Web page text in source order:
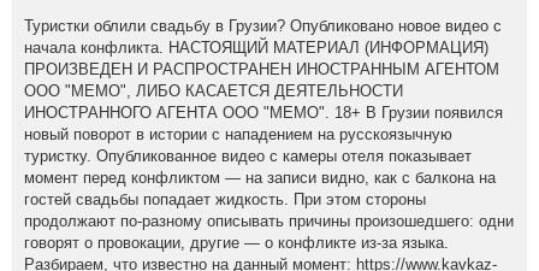
Туристки облили свадьбу в Грузии? Опубликовано новое видео с
начала конфликта. НАСТОЯЩИЙ МАТЕРИАЛ (ИНФОРМАЦИЯ)
ПРОИЗВЕДЕН И РАСПРОСТРАНЕН ИНОСТРАННЫМ АГЕНТОМ
ООО "МЕМО", ЛИБО КАСАЕТСЯ ДЕЯТЕЛЬНОСТИ
ИНОСТРАННОГО АГЕНТА ООО "МЕМО". 18+ В Грузии появился
новый поворот в истории с нападением на русскоязычную
туристку. Опубликованное видео с камеры отеля показывает
момент перед конфликтом — на записи видно, как с балкона на
гостей свадьбы попадает жидкость. При этом стороны
продолжают по-разному описывать причины произошедшего: одни
говорят о провокации, другие — о конфликте из-за языка.
Разбираем, что известно на данный момент: https://www.kavkaz-